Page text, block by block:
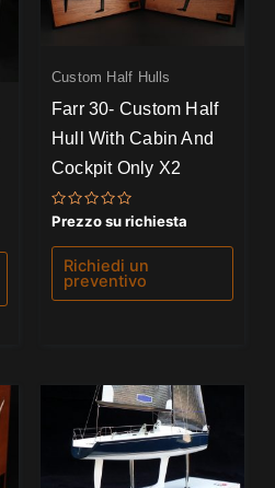
Custom Half Hulls
Farr 30- Custom Half
Hull With Cabin And
Cockpit Only X2
Valutato
0
su
Prezzo su richiesta
Richiedi un
preventivo